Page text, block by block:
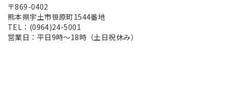
〒869-0402
熊本県宇土市笹原町1544番地
TEL：(0964)24-5001
営業日：平日9時～18時（土日祝休み）